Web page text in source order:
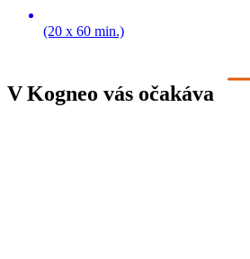
(20 x 60 min.)
V Kogneo vás očakáva